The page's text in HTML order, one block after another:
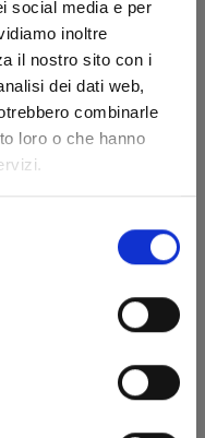
social media e per
inoltre
il nostro sito con i
dei dati web,
combinarle
loro o che hanno
n. 2